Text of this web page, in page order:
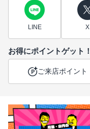
LINE X
お得にポイントゲット！
ご来店ポイント